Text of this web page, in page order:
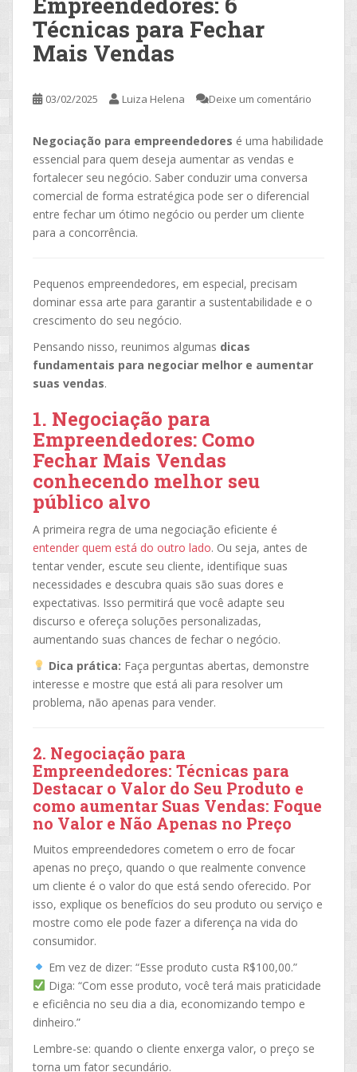
Técnicas para Fechar
Mais Vendas
03/02/2025 Luiza Helena Deixe um comentário
Negociação para empreendedores é uma habilidade
essencial para quem deseja aumentar as vendas e
fortalecer seu negócio. Saber conduzir uma conversa
comercial de forma estratégica pode ser o diferencial
entre fechar um ótimo negócio ou perder um cliente
para a concorrência.
Pequenos empreendedores, em especial, precisam
dominar essa arte para garantir a sustentabilidade e o
crescimento do seu negócio.
Pensando nisso, reunimos algumas dicas
fundamentais para negociar melhor e aumentar
suas vendas.
1. Negociação para
Empreendedores: Como
Fechar Mais Vendas
conhecendo melhor seu
público alvo
A primeira regra de uma negociação eficiente é
entender quem está do outro lado. Ou seja, antes de
tentar vender, escute seu cliente, identifique suas
necessidades e descubra quais são suas dores e
expectativas. Isso permitirá que você adapte seu
discurso e ofereça soluções personalizadas,
aumentando suas chances de fechar o negócio.
Dica prática: Faça perguntas abertas, demonstre
interesse e mostre que está ali para resolver um
problema, não apenas para vender.
2. Negociação para
Empreendedores: Técnicas para
Destacar o Valor do Seu Produto e
como aumentar Suas Vendas: Foque
no Valor e Não Apenas no Preço
Muitos empreendedores cometem o erro de focar
apenas no preço, quando o que realmente convence
um cliente é o valor do que está sendo oferecido. Por
isso, explique os benefícios do seu produto ou serviço e
mostre como ele pode fazer a diferença na vida do
consumidor.
Em vez de dizer: “Esse produto custa R$100,00.”
Diga: “Com esse produto, você terá mais praticidade
e eficiência no seu dia a dia, economizando tempo e
dinheiro.”
Lembre-se: quando o cliente enxerga valor, o preço se
torna um fator secundário.